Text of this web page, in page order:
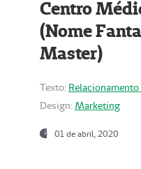
Centro
(Nome
Master)
Texto:
Design: Marketing
01 de abril, 2020